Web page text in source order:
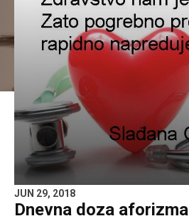
JUN 29, 2018
Dnevna doza aforizma